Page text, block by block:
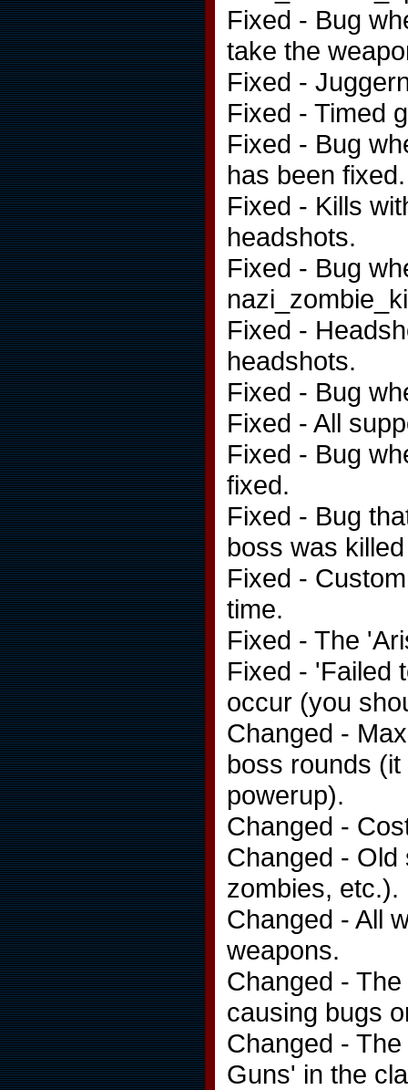
Fixed - Bug
take the
Fixed -
Fixed - Timed
Fixed - Bug
has been fixed.
Fixed - Kills
headshots.
Fixed - Bug
Fixed -
headshots.
Fixed - Bug
Fixed - All
Fixed - Bug
fixed.
Fixed - Bug
boss was
Fixed -
time.
Fixed - The
Fixed - 'Failed
occur (you
Changed -
boss rounds
powerup).
Changed -
Changed -
zombies, etc.).
Changed - All
weapons.
Changed -
causing bugs
Changed -
Guns' in the